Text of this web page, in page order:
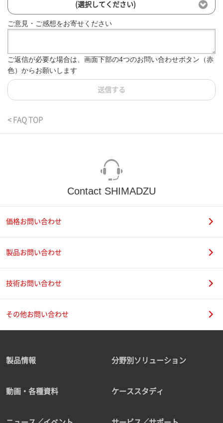
(選択してください)
ご意見・ご感想をお寄せください
ご返信が必要な場合は、画面下部の4つのお問い合わせボタン（赤
色）からお願いします
送信する
< FAQ TOP
Contact SHIMADZU
価格お問い合わせ
製品お問い合わせ
技術お問い合わせ
その他お問い合わせ
製品情報 分野別ソリューション
動画・各種資料 ケーススタディ